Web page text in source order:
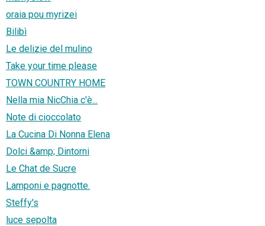
oraia pou myrizei
Bilibì
Le delizie del mulino
Take your time please
TOWN COUNTRY HOME
Nella mia NicChia c'è...
Note di cioccolato
La Cucina Di Nonna Elena
Dolci &amp; Dintorni
Le Chat de Sucre
Lamponi e pagnotte.
Steffy's
luce sepolta